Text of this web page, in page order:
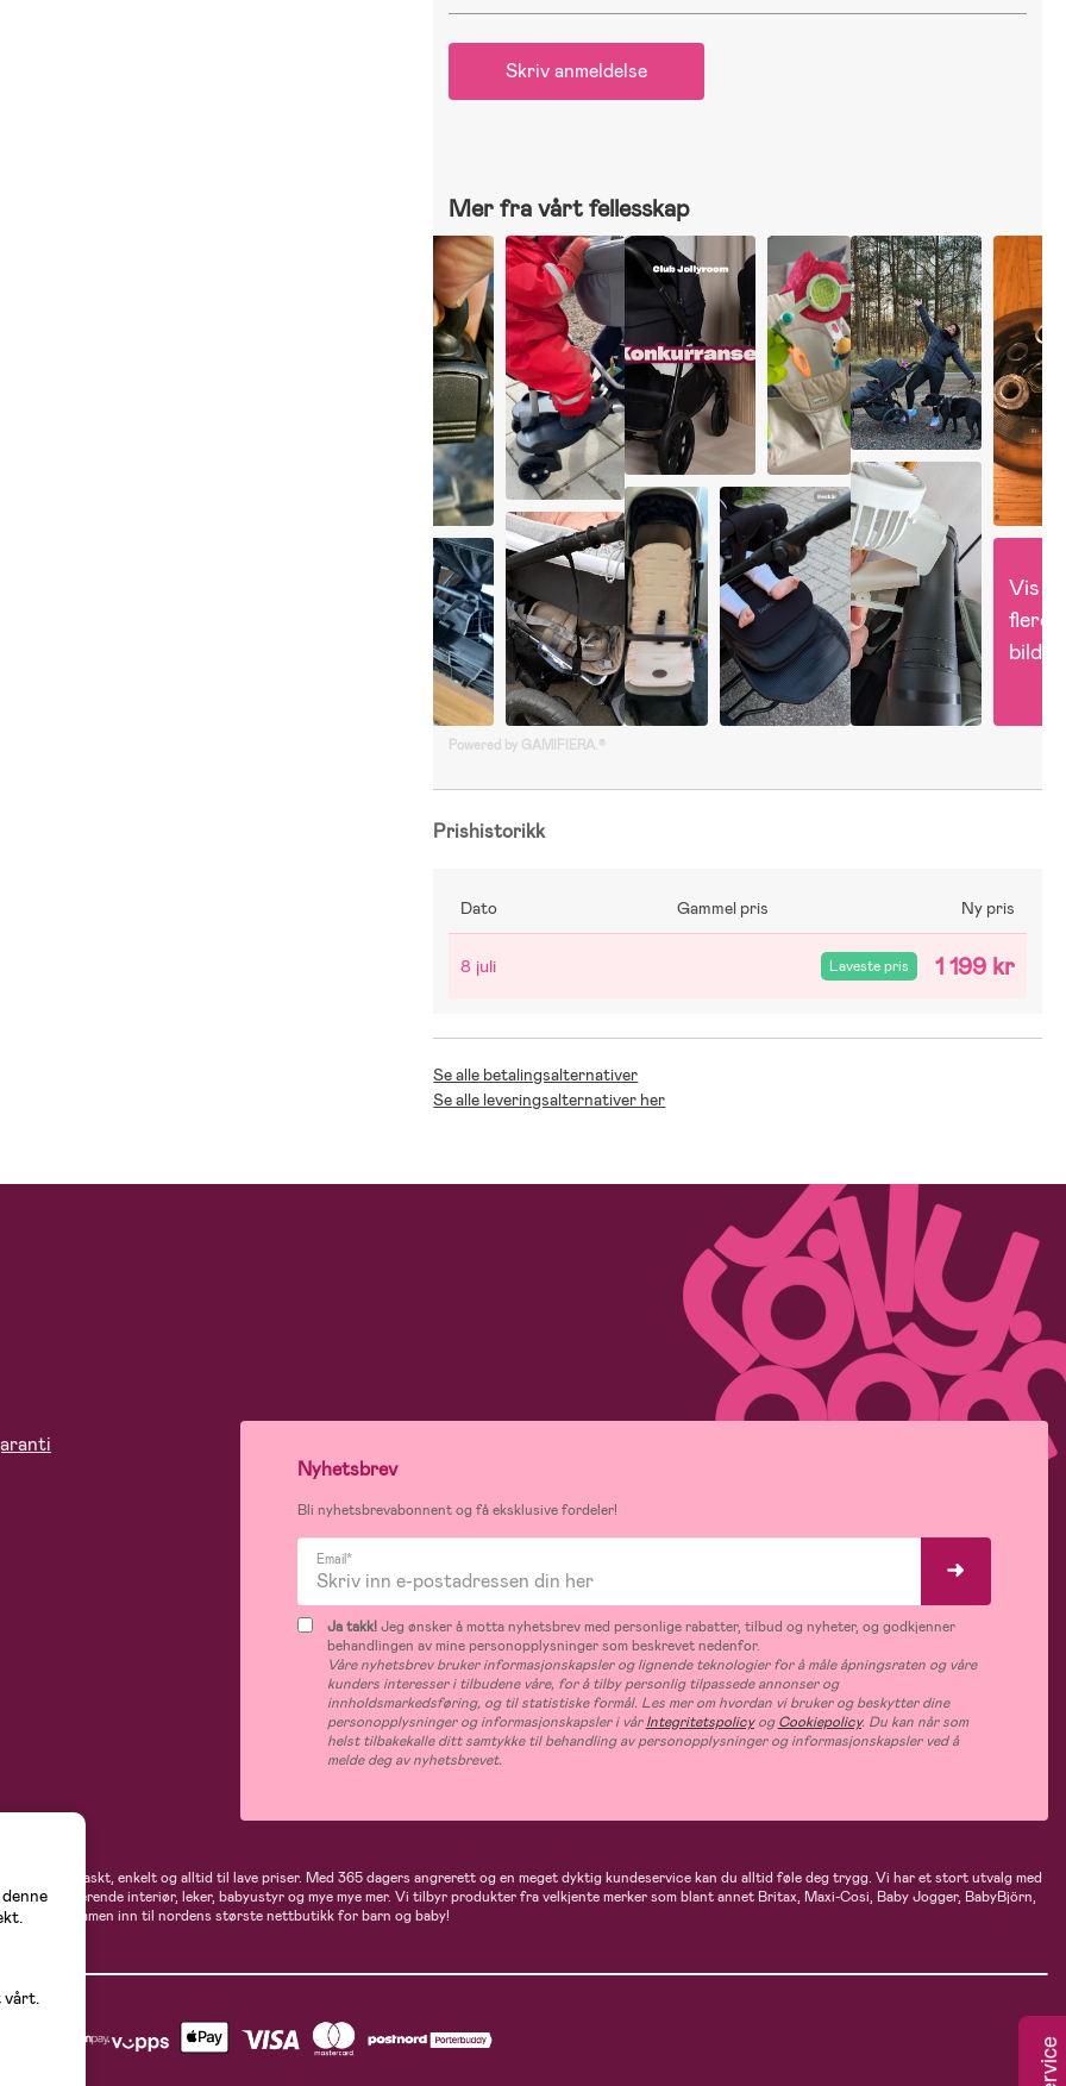
Skriv anmeldelse
Mer fra vårt fellesskap
Vis
flere
bilder
Powered by GAMIFIERA.®
Prishistorikk
Dato Gammel pris Ny pris
8 juli Laveste pris 1 199 kr
Se alle betalingsalternativer
Se alle leveringsalternativer her
Nyhetsbrev
Bli nyhetsbrevabonnent og få eksklusive fordeler!
Email*
Ja takk!Jeg ønsker å motta nyhetsbrev med personlige rabatter, tilbud og nyheter, og godkjenner
behandlingen av mine personopplysninger som beskrevet nedenfor.
Våre nyhetsbrev bruker informasjonskapsler og lignende teknologier for å måle åpningsraten og våre
kunders interesser i tilbudene våre, for å tilby personlig tilpassede annonser og
innholdsmarkedsføring, og til statistiske formål. Les mer om hvordan vi bruker og beskytter dine
personopplysninger og informasjonskapsler i vårIntegritetspolicyogCookiepolicy. Du kan når som
helst tilbakekalle ditt samtykke til behandling av personopplysninger og informasjonskapsler ved å
melde deg av nyhetsbrevet.
du raskt, enkelt og alltid til lave priser. Med 365 dagers angrerett og en meget dyktig kundeservice kan du alltid føle deg trygg. Vi har et stort utvalg med
av inspirerende interiør, leker, babyustyr og mye mye mer. Vi tilbyr produkter fra velkjente merker som blant annet Britax, Maxi-Cosi, Baby Jogger, BabyBjörn,
Velkommen inn til nordens største nettbutikk for barn og baby!
vårt.